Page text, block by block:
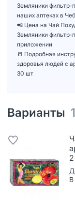
Земляники фильтр-
наших аптеках в
📲 Цена на Чай
Земляники
приложении
📒 Подробная
здоровья людей с
30 шт
Варианты
В